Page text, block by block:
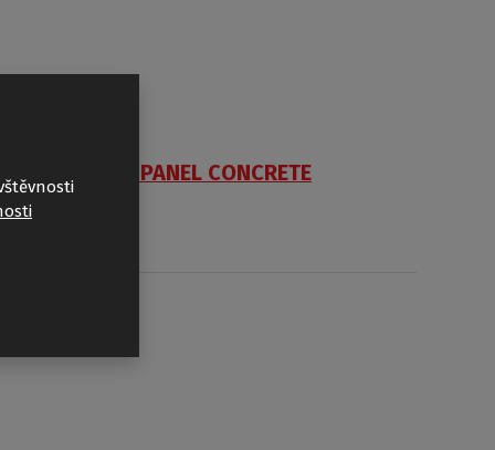
VIPANEL CONCRETE